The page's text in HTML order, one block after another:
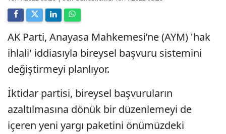
AK Parti, Anayasa Mahkemesi’ne (AYM) 'hak
ihlali' iddiasıyla bireysel başvuru sistemini
değiştirmeyi planlıyor.
İktidar partisi, bireysel başvuruların
azaltılmasına dönük bir düzenlemeyi de
içeren yeni yargı paketini önümüzdeki